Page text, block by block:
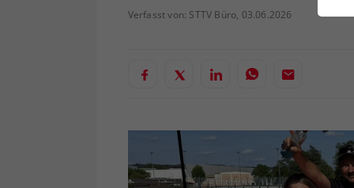
Verfasst von: STTV Büro, 03.06.2026